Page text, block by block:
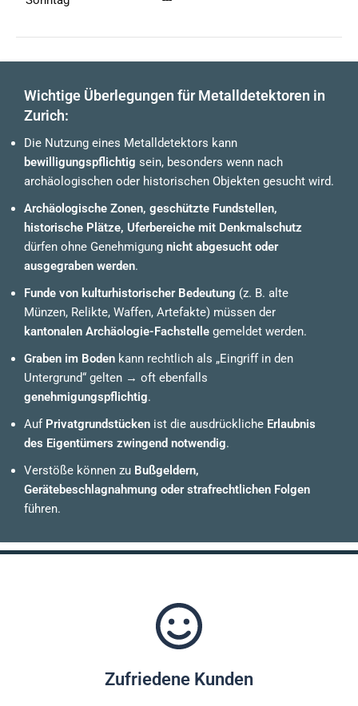
Wichtige Überlegungen für Metalldetektoren in
Zurich:
Die Nutzung eines Metalldetektors kann
bewilligungspflichtig sein, besonders wenn nach
archäologischen oder historischen Objekten gesucht wird.
Archäologische Zonen, geschützte Fundstellen,
historische Plätze, Uferbereiche mit Denkmalschutz
dürfen ohne Genehmigung nicht abgesucht oder
ausgegraben werden.
Funde von kulturhistorischer Bedeutung (z. B. alte
Münzen, Relikte, Waffen, Artefakte) müssen der
kantonalen Archäologie-Fachstelle gemeldet werden.
Graben im Boden kann rechtlich als „Eingriff in den
Untergrund“ gelten → oft ebenfalls
genehmigungspflichtig.
Auf Privatgrundstücken ist die ausdrückliche Erlaubnis
des Eigentümers zwingend notwendig.
Verstöße können zu Bußgeldern,
Gerätebeschlagnahmung oder strafrechtlichen Folgen
führen.
Zufriedene Kunden